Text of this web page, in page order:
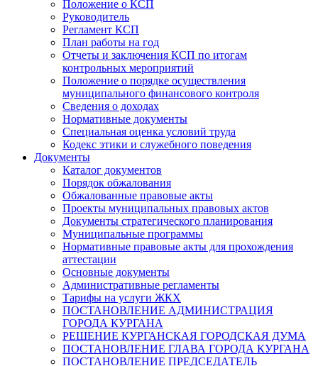
Положение о КСП
Руководитель
Регламент КСП
План работы на год
Отчеты и заключения КСП по итогам
контрольных мероприятий
Положение о порядке осуществления
муниципального финансового контроля
Сведения о доходах
Нормативные документы
Специальная оценка условий труда
Кодекс этики и служебного поведения
Документы
Каталог документов
Порядок обжалования
Обжалованные правовые акты
Проекты муниципальных правовых актов
Документы стратегического планирования
Муниципальные программы
Нормативные правовые акты для прохождения
аттестации
Основные документы
Административные регламенты
Тарифы на услуги ЖКХ
ПОСТАНОВЛЕНИЕ АДМИНИСТРАЦИЯ
ГОРОДА КУРГАНА
РЕШЕНИЕ КУРГАНСКАЯ ГОРОДСКАЯ ДУМА
ПОСТАНОВЛЕНИЕ ГЛАВА ГОРОДА КУРГАНА
ПОСТАНОВЛЕНИЕ ПРЕДСЕДАТЕЛЬ